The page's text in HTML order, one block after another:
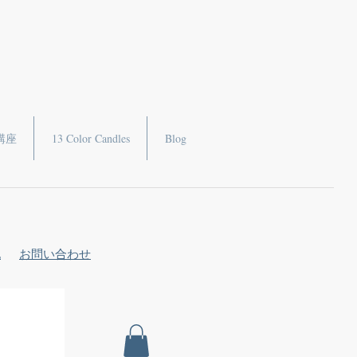
座 13 Color Candles Blog
お問い合わせ